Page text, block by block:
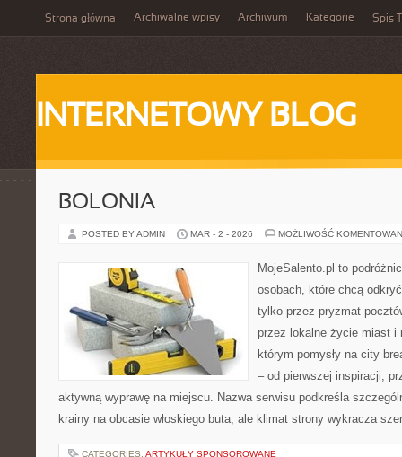
Strona główna Archiwalne wpisy Archiwum Kategorie Spis
INTERNETOWY BLOG
BOLONIA
POSTED BY ADMIN MAR - 2 - 2026 MOŻLIWOŚĆ
MojeSalento.pl to
osobach, które chcą
tylko przez pryzmat
przez lokalne życie miast i
którym pomysły na city
– od pierwszej inspiracji,
aktywną wyprawę na miejscu. Nazwa serwisu podkreśla
krainy na obcasie włoskiego buta, ale klimat strony wykracza
CATEGORIES: ARTYKUŁY SPONSOROWANE